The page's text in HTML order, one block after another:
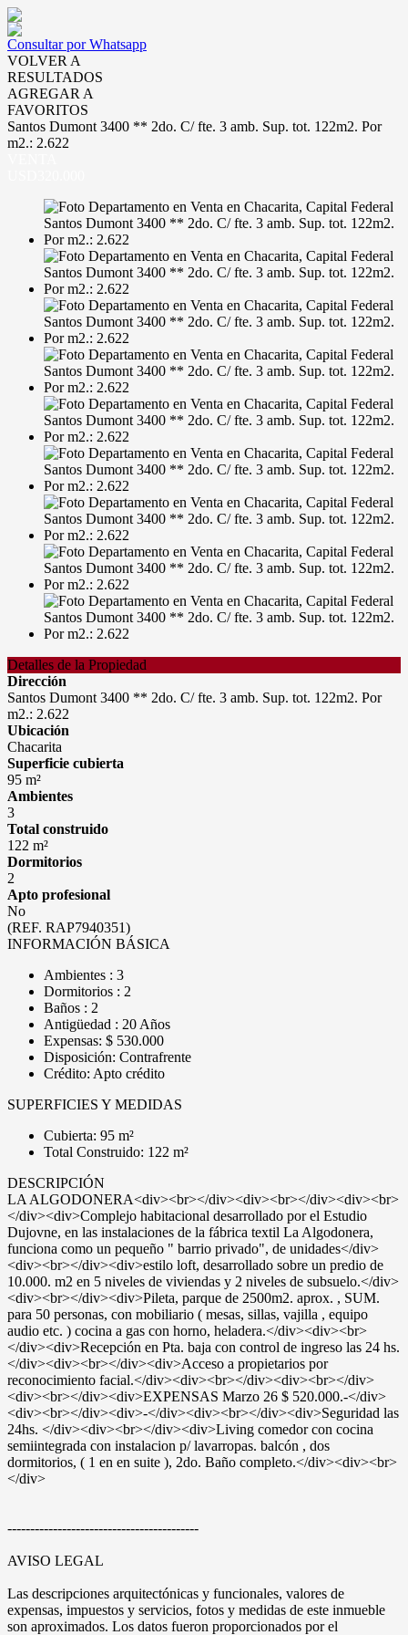
Consultar por Whatsapp
VOLVER A
RESULTADOS
AGREGAR A
FAVORITOS
Santos Dumont 3400 ** 2do. C/ fte. 3 amb. Sup. tot. 122m2. Por
m2.: 2.622
Detalles de la Propiedad
Dirección
Santos Dumont 3400 ** 2do. C/ fte. 3 amb. Sup. tot. 122m2. Por
m2.: 2.622
Ubicación
Chacarita
Superficie cubierta
95 m²
Ambientes
3
Total construido
122 m²
Dormitorios
2
Apto profesional
No
(REF. RAP7940351)
INFORMACIÓN BÁSICA
Ambientes : 3
Dormitorios : 2
Baños : 2
Antigüedad : 20 Años
Expensas: $ 530.000
Disposición: Contrafrente
Crédito: Apto crédito
SUPERFICIES Y MEDIDAS
Cubierta: 95 m²
Total Construido: 122 m²
DESCRIPCIÓN
LA ALGODONERA<div><br></div><div><br></div><div><br>
</div><div>Complejo habitacional desarrollado por el Estudio
Dujovne, en las instalaciones de la fábrica textil La Algodonera,
funciona como un pequeño " barrio privado", de unidades</div>
<div><br></div><div>estilo loft, desarrollado sobre un predio de
10.000. m2 en 5 niveles de viviendas y 2 niveles de subsuelo.</div>
<div><br></div><div>Pileta, parque de 2500m2. aprox. , SUM.
para 50 personas, con mobiliario ( mesas, sillas, vajilla , equipo
audio etc. ) cocina a gas con horno, heladera.</div><div><br>
</div><div>Recepción en Pta. baja con control de ingreso las 24 hs.
</div><div><br></div><div>Acceso a propietarios por
reconocimiento facial.</div><div><br></div><div><br></div>
<div><br></div><div>EXPENSAS Marzo 26 $ 520.000.-</div>
<div><br></div><div>-</div><div><br></div><div>Seguridad las
24hs. </div><div><br></div><div>Living comedor con cocina
semiintegrada con instalacion p/ lavarropas. balcón , dos
dormitorios, ( 1 en en suite ), 2do. Baño completo.</div><div><br>
</div>
------------------------------------------
AVISO LEGAL
Las descripciones arquitectónicas y funcionales, valores de
expensas, impuestos y servicios, fotos y medidas de este inmueble
son aproximados. Los datos fueron proporcionados por el